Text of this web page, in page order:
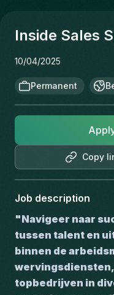
Inside Sales
10/04/2025
Permanent
Copy
Job description
"Navigeer naar
tussen talent en
binnen de
topbedrijven in